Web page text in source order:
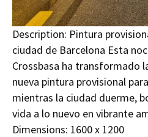
Description: Pintura
ciudad de Barcelona Esta
Crossbasa ha transformado
nueva pintura provisional
mientras la ciudad duerme,
vida a lo nuevo en vibrante
Dimensions: 1600 x 1200